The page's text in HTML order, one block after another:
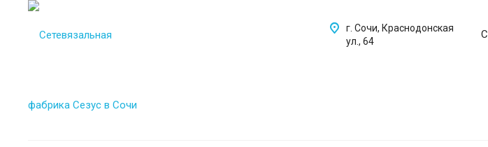
г. Сочи, Краснодонская
ул., 64